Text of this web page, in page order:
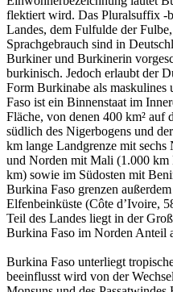
flektiert wird. Das Pluralsuffix -
Landes, dem Fulfulde der
Sprachgebrauch sind in
Burkiner und Burkinerin
burkinisch. Jedoch erlaubt der
Form Burkinabe als
Faso ist ein Binnenstaat im
Fläche, von denen 400 km² auf
südlich des Nigerbogens und
km lange Landgrenze mit sechs
und Norden mit Mali (1.000
km) sowie im Südosten mit
Burkina Faso grenzen
Elfenbeinküste (Côte d’Ivoire,
Teil des Landes liegt in der
Burkina Faso im Norden Anteil
Burkina Faso unterliegt
beeinflusst wird von der